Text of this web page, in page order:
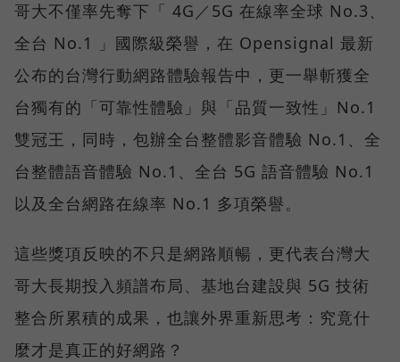
哥大不僅率先奪下「 4G／5G 在線率全球 No.3、
全台 No.1 」國際級榮譽，在 Opensignal 最新
公布的台灣行動網路體驗報告中，更一舉斬獲全
台獨有的「可靠性體驗」與「品質一致性」No.1
雙冠王，同時，包辦全台整體影音體驗 No.1、全
台整體語音體驗 No.1、全台 5G 語音體驗 No.1
以及全台網路在線率 No.1 多項榮譽。
這些獎項反映的不只是網路順暢，更代表台灣大
哥大長期投入頻譜布局、基地台建設與 5G 技術
整合所累積的成果，也讓外界重新思考：究竟什
麼才是真正的好網路？